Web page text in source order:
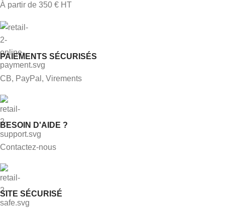
À partir de 350 € HT
PAIEMENTS SÉCURISÉS
CB, PayPal, Virements
BESOIN D'AIDE ?
Contactez-nous
SITE SÉCURISÉ